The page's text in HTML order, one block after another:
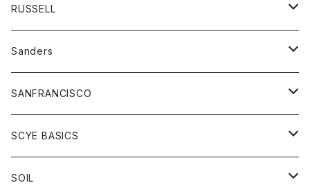
ニット
ベスト
ボトム
オーバーオール
ボトム
ペインターパンツ
Tシャツ
グッズ
帽子
RUSSELL
アウター
コート
パーカー
スカート
Tシャツ
トップス
Sanders
グッズ
靴
SANFRANCISCO
アウター
カーディガン
グッズ
SCYE BASICS
ボトム
SOIL